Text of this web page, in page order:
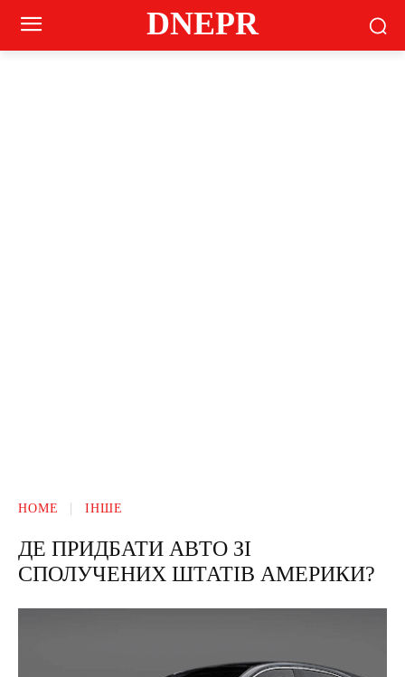
DNEPR
HOME ІНШЕ
ДЕ ПРИДБАТИ АВТО ЗІ
СПОЛУЧЕНИХ ШТАТІВ АМЕРИКИ?